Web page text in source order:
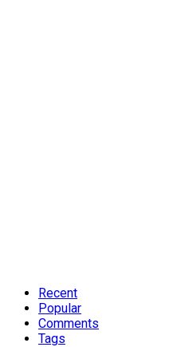
Recent
Popular
Comments
Tags